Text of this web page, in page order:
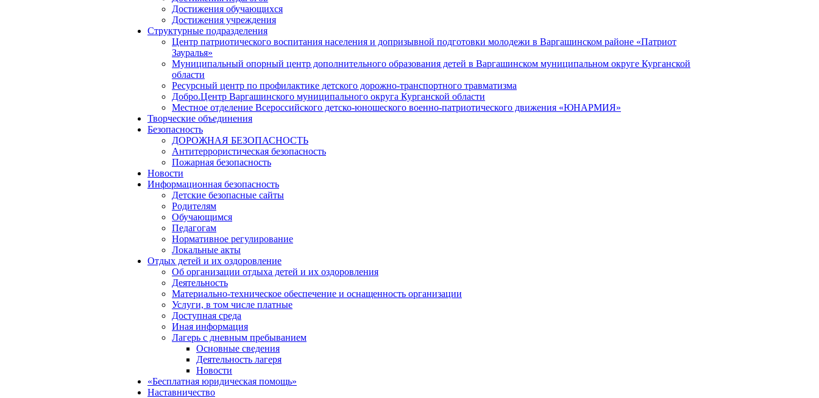
Достижения обучающихся
Достижения учреждения
Структурные подразделения
Центр патриотического воспитания населения и допризывной подготовки молодежи в Варгашинском районе «Патриот
Зауралья»
Муниципальный опорный центр дополнительного образования детей в Варгашинском муниципальном округе Курганской
области
Ресурсный центр по профилактике детского дорожно-транспортного травматизма
Добро.Центр Варгашинского муниципального округа Курганской области
Местное отделение Всероссийского детско-юношеского военно-патриотического движения «ЮНАРМИЯ»
Творческие объединения
Безопасность
ДОРОЖНАЯ БЕЗОПАСНОСТЬ
Антитеррористическая безопасность
Пожарная безопасность
Новости
Информационная безопасность
Детские безопасные сайты
Родителям
Обучающимся
Педагогам
Нормативное регулирование
Локальные акты
Отдых детей и их оздоровление
Об организации отдыха детей и их оздоровления
Деятельность
Материально-техническое обеспечение и оснащенность организации
Услуги, в том числе платные
Доступная среда
Иная информация
Лагерь с дневным пребыванием
Основные сведения
Деятельность лагеря
Новости
«Бесплатная юридическая помощь»
Наставничество